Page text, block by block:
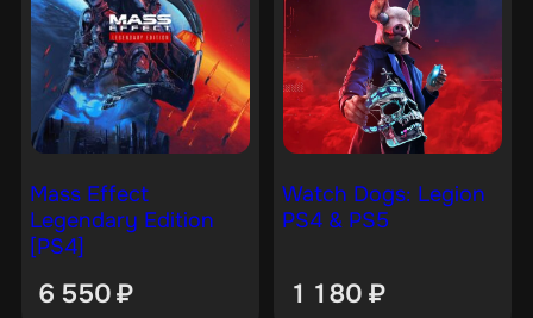
Mass Effect
Legendary Edition
[PS4]
6 550₽
Watch Dogs: Legion
PS4 & PS5
1 180 ₽